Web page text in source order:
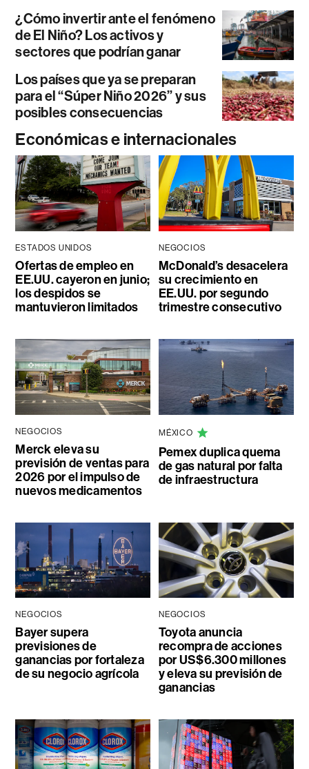
¿Cómo invertir ante el fenómeno
de El Niño? Los activos y
sectores que podrían ganar
Los países que ya se preparan
para el “Súper Niño 2026” y sus
posibles consecuencias
Económicas e internacionales
ESTADOS UNIDOS
Ofertas de empleo en
EE.UU. cayeron en junio;
los despidos se
mantuvieron limitados
NEGOCIOS
McDonald’s desacelera
su crecimiento en
EE.UU. por segundo
trimestre consecutivo
NEGOCIOS
Merck eleva su
previsión de ventas para
2026 por el impulso de
nuevos medicamentos
MÉXICO
Pemex duplica quema
de gas natural por falta
de infraestructura
NEGOCIOS
Bayer supera
previsiones de
ganancias por fortaleza
de su negocio agrícola
NEGOCIOS
Toyota anuncia
recompra de acciones
por US$6.300 millones
y eleva su previsión de
ganancias